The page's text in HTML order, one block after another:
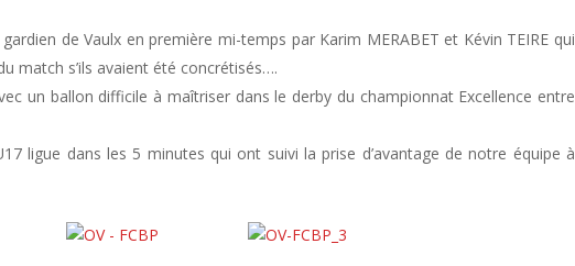
de Vaulx en première mi-temps par Karim MERABET et Kévin TEIRE qui
match s’ils avaient été concrétisés….
un ballon difficile à maîtriser dans le derby du championnat Excellence entre
ligue dans les 5 minutes qui ont suivi la prise d’avantage de notre équipe à